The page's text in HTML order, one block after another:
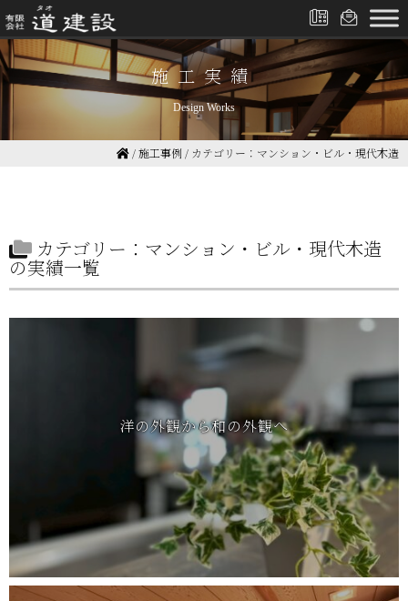
施工実績
Design Works
/施工事例 / カテゴリー：マンション・ビル・現代木造
カテゴリー：マンション・ビル・現代木造
の実績一覧
洋の外観から和の外観へ